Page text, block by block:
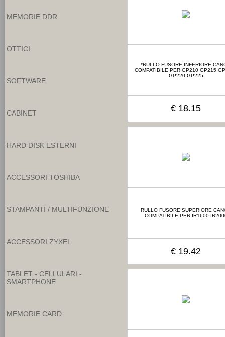
MEMORIE DDR
OTTICI
SOFTWARE
CABINET
HARD DISK ESTERNI
ACCESSORI TOSHIBA
STAMPANTI / MULTIFUNZIONE
ACCESSORI ZYXEL
TABLET - CELLULARI -
SMARTPHONE
MEMORIE CARD
*RULLO FUSORE INFERIORE
COMPATIBILE PER GP210 GP215
GP220 GP225
€ 18.15
RULLO FUSORE SUPERIORE
COMPATIBILE PER IR1600
€ 19.42